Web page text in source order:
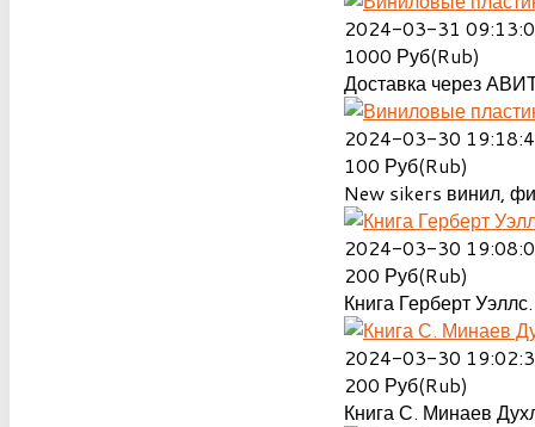
2024-03-31
1000 Руб(Rub)
Доставка через
2024-03-30
100 Руб(Rub)
New sikers винил,
2024-03-30
200 Руб(Rub)
Книга Герберт
2024-03-30
200 Руб(Rub)
Книга С. Минаев